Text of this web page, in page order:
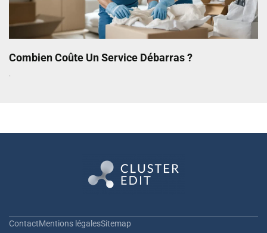
Combien Coûte Un Service Débarras ?
ContactMentions légalesSitemap